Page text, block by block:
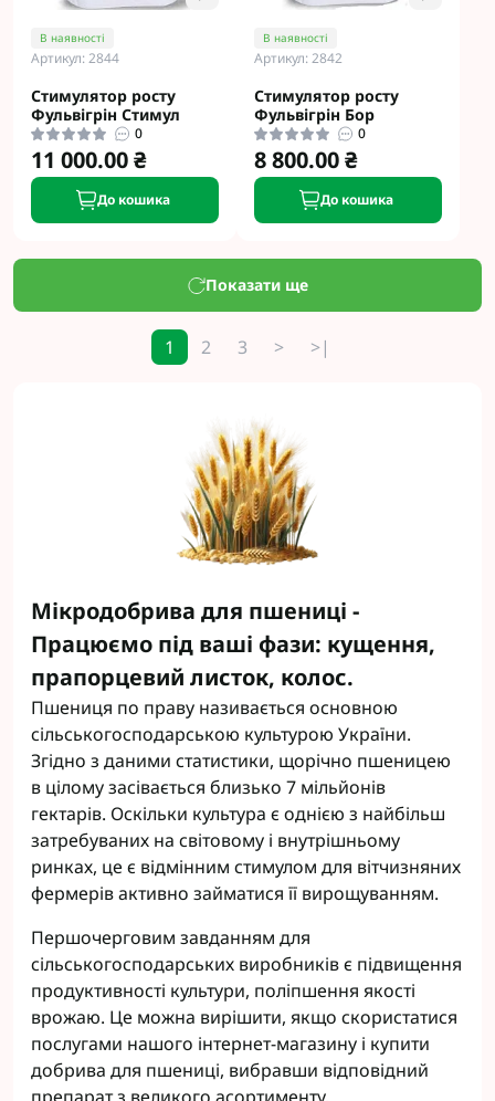
В наявності
Артикул: 2844
Стимулятор росту
Фульвігрін Стимул
0
11 000.00 ₴
До кошика
В наявності
Артикул: 2842
Стимулятор росту
Фульвігрін Бор
0
8 800.00 ₴
До кошика
Показати ще
1 2 3 > >|
Мікродобрива для пшениці -
Працюємо під ваші фази: кущення,
прапорцевий листок, колос.
Пшениця по праву називається основною
сільськогосподарською культурою України.
Згідно з даними статистики, щорічно пшеницею
в цілому засівається близько 7 мільйонів
гектарів. Оскільки культура є однією з найбільш
затребуваних на світовому і внутрішньому
ринках, це є відмінним стимулом для вітчизняних
фермерів активно займатися її вирощуванням.
Першочерговим завданням для
сільськогосподарських виробників є підвищення
продуктивності культури, поліпшення якості
врожаю. Це можна вирішити, якщо скористатися
послугами нашого інтернет-магазину і купити
добрива для пшениці, вибравши відповідний